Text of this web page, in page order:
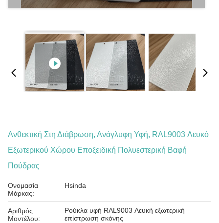
Ανθεκτική Στη Διάβρωση, Ανάγλυφη Υφή, RAL9003 Λευκό
Εξωτερικού Χώρου Εποξειδική Πολυεστερική Βαφή
Πούδρας
Ονομασία
Μάρκας:
Hsinda
Αριθμός
Μοντέλου:
Ρούκλα υφή RAL9003 Λευκή εξωτερική
επίστρωση σκόνης